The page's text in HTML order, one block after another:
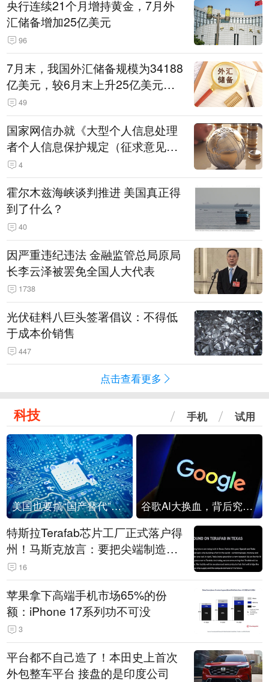
央行连续21个月增持黄金，7月外
汇储备增加25亿美元
96
7月末，我国外汇储备规模为34188
亿美元，较6月末上升25亿美元，
升幅为0.07%
49
国家网信办就《大型个人信息处理
者个人信息保护规定（征求意见
稿）》公开征求意见
4
霍尔木兹海峡谈判推进 美国真正得
到了什么？
40
因严重违纪违法 金融监管总局原局
长李云泽被罢免全国人大代表
1738
光伏硅料八巨头签署倡议：不得低
于成本价销售
447
点击查看更多
科技 手机 试用
美国也要搞“国产替代”？先算清三笔账 谷歌AI大换血，背后究竟发生了什么？
特斯拉Terafab芯片工厂正式落户得
州！马斯克放言：要把尖端制造带
回美国
16
苹果拿下高端手机市场65%的份
额：iPhone 17系列功不可没
3
平台都不自己造了！本田史上首次
外包整车平台 接盘的是印度公司